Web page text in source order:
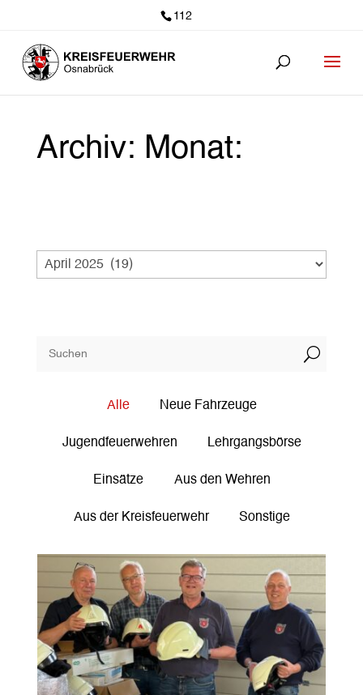
112
Archiv: Monat:
U
Alle Neue Fahrzeuge
Jugendfeuerwehren Lehrgangsbörse
Einsätze Aus den Wehren
Aus der Kreisfeuerwehr Sonstige